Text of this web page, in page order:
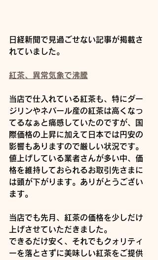
日経新聞で見過ごせない記事が掲載さ
れていました。
紅茶、異常気象で沸騰
当店で仕入れている紅茶も、特にダー
ジリンやネパール産の紅茶は高くなっ
てるなぁと痛感していたのですが、国
際価格の上昇に加えて日本では円安の
影響もありますので厳しい状況です。
値上げしている業者さんが多い中、価
格を維持しておられるお取引先さまに
は頭が下がります。ありがとうござい
ます。
当店でも先月、紅茶の価格を少しだけ
上げさせていただきました。
できるだけ安く、それでもクォリティ
ーを落とさずに美味しい紅茶をご提供